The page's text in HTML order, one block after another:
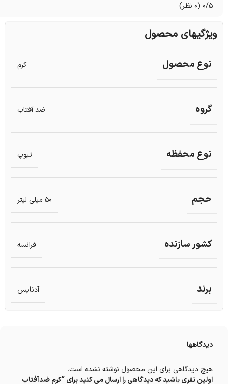
0/5 (0 نظر)
ویژگیهای محصول
نوع محصول کرم
گروه ضد آفتاب
نوع محفظه تیوپ
حجم 50 میلی لیتر
کشور سازنده فرانسه
برند آدنایس
دیدگاهها
هیچ دیدگاهی برای این محصول نوشته نشده است.
اولین نفری باشید که دیدگاهی را ارسال می کنید برای “کرم ضدآفتاب